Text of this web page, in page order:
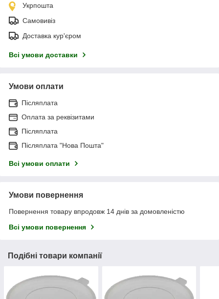
Укрпошта
Самовивіз
Доставка кур'єром
Всі умови доставки
Умови оплати
Післяплата
Оплата за реквізитами
Післяплата
Післяплата "Нова Пошта"
Всі умови оплати
Умови повернення
Повернення товару впродовж 14 днів за домовленістю
Всі умови повернення
Подібні товари компанії